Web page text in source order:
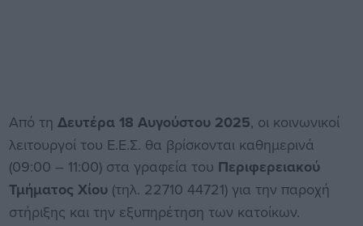
Από τη Δευτέρα 18 Αυγούστου 2025, οι κοινωνικοί
λειτουργοί του Ε.Ε.Σ. θα βρίσκονται καθημερινά
(09:00 – 11:00) στα γραφεία του Περιφερειακού
Τμήματος Χίου(τηλ. 22710 44721) για την παροχή
στήριξης και την εξυπηρέτηση των κατοίκων.